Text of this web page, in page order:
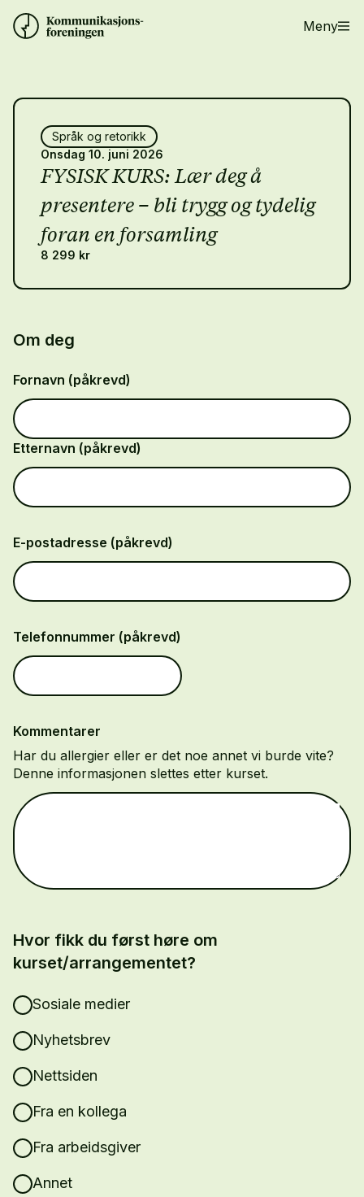
Meny
Språk og retorikk
Onsdag 10. juni 2026
FYSISK KURS: Lær deg å
presentere – bli trygg og tydelig
foran en forsamling
8 299 kr
Om deg
Fornavn (påkrevd)
Etternavn (påkrevd)
E-postadresse (påkrevd)
Telefonnummer (påkrevd)
Kommentarer
Har du allergier eller er det noe annet vi burde vite?
Denne informasjonen slettes etter kurset.
Hvor fikk du først høre om
kurset/arrangementet?
Sosiale medier
Nyhetsbrev
Nettsiden
Fra en kollega
Fra arbeidsgiver
Annet